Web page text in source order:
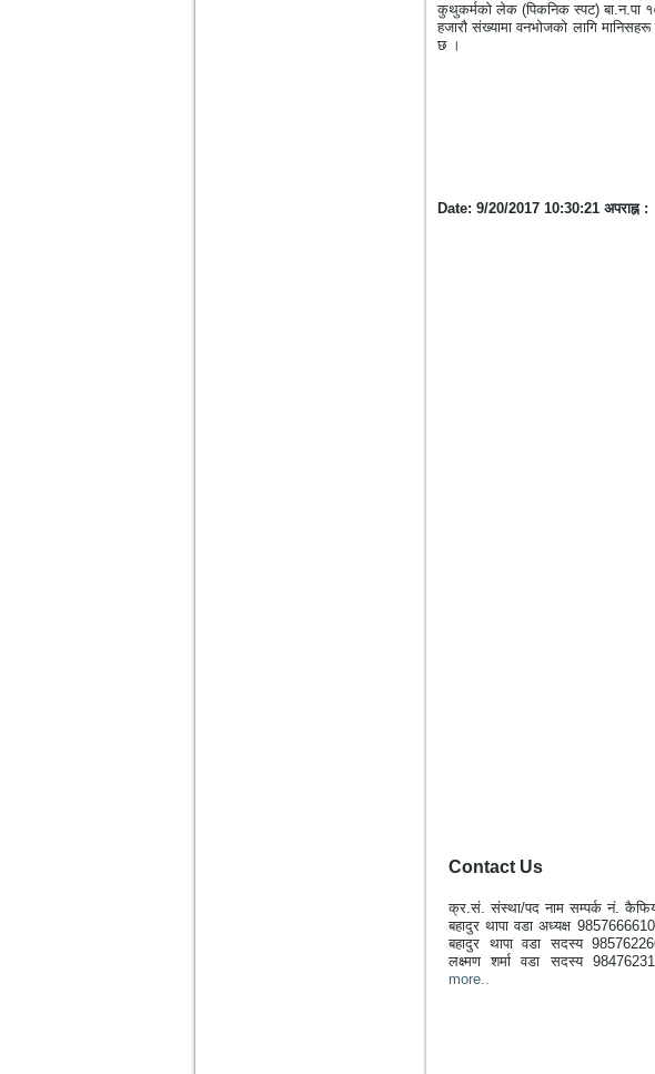
कुथुकर्मको लेक (पिकनिक स्पट) बा.न.पा
हजारौ संख्यामा वनभोजको लागि
छ ।
Date: 9/20/2017 10:30:21 अपराह्न :
Contact Us
क्र.सं. संस्था/पद नाम सम्पर्क नं.
बहादुर थापा वडा अध्यक्ष
बहादुर थापा वडा सदस्य
लक्ष्मण शर्मा वडा सदस्य
more..